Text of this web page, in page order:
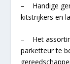
– Handige
kitstrijkers en
– Het
parketteur te